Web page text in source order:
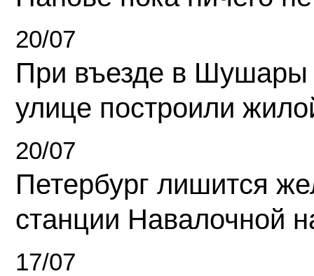
20/07
При въезде в Шушары
улице построили
20/07
Петербург лишится
станции Навалочной
17/07